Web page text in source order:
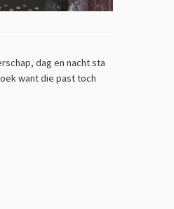
dag en nacht sta
want die past toch